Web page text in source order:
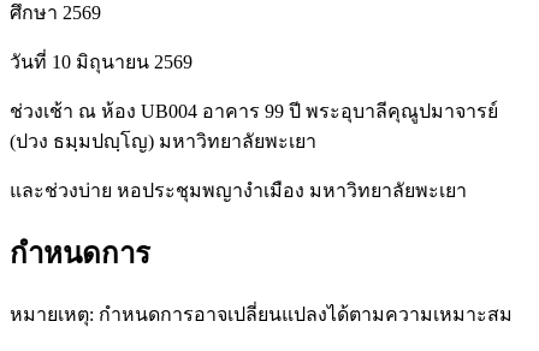
ศึกษา 2569
วันที่ 10 มิถุนายน 2569
ช่วงเช้า ณ ห้อง UB004 อาคาร 99 ปี พระอุบาลีคุณูปมาจารย์
(ปวง ธมฺมปญฺโญ) มหาวิทยาลัยพะเยา
และช่วงบ่าย หอประชุมพญางำเมือง มหาวิทยาลัยพะเยา
กำหนดการ
หมายเหตุ: กำหนดการอาจเปลี่ยนแปลงได้ตามความเหมาะสม